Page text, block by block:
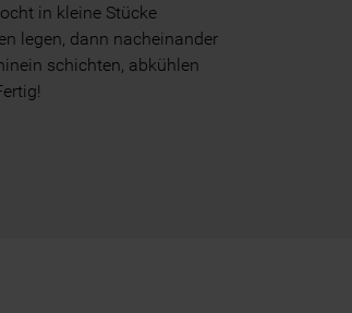
in kleine Stücke
legen, dann nacheinander
schichten, abkühlen